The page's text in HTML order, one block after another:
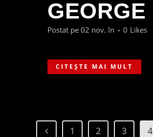
GEORGE
Postat pe 02 nov. în 0 Likes
CITEȘTE MAI MULT
1 2 3
4